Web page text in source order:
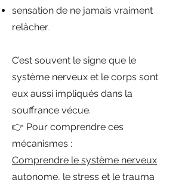
sensation de ne jamais vraiment
relâcher.
C’est souvent le signe que le
système nerveux et le corps sont
eux aussi impliqués dans la
souffrance vécue.
👉 Pour comprendre ces
mécanismes :
Comprendre le système nerveux
autonome, le stress et le trauma